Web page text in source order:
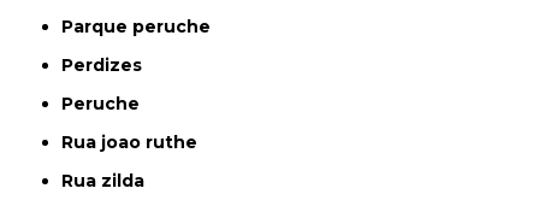
parque peruche
perdizes
peruche
rua joao ruthe
rua zilda